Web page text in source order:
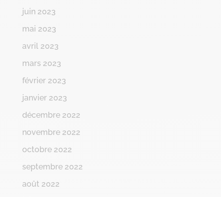
juin 2023
mai 2023
avril 2023
mars 2023
février 2023
janvier 2023
décembre 2022
novembre 2022
octobre 2022
septembre 2022
août 2022